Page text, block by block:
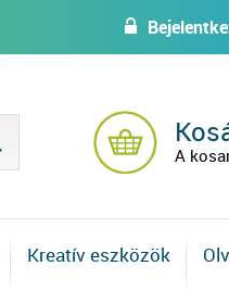
w
A
Kreatív eszközök